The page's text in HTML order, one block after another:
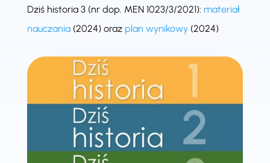
Dziś historia 3 (nr dop. MEN 1023/3/2021): materiał
nauczania(2024) oraz plan wynikowy(2024)